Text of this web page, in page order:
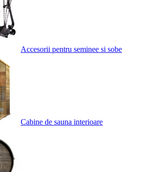
Accesorii pentru seminee si sobe
Cabine de sauna interioare